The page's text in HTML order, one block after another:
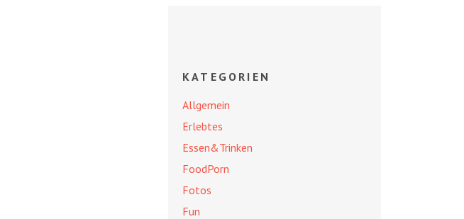
KATEGORIEN
Allgemein
Erlebtes
Essen&Trinken
FoodPorn
Fotos
Fun